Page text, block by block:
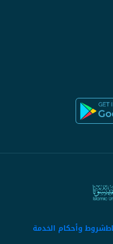
شروط وأحكام الخدمة